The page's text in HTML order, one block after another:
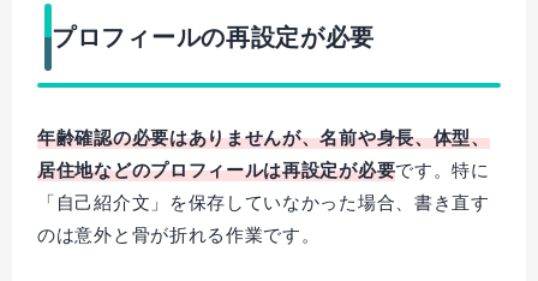
プロフィールの再設定が必要
年齢確認の必要はありませんが、名前や身長、体型、
居住地などのプロフィールは再設定が必要です。特に
「自己紹介文」を保存していなかった場合、書き直す
のは意外と骨が折れる作業です。